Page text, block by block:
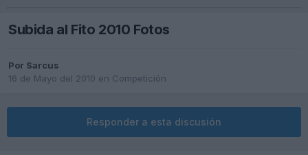
Subida al Fito 2010 Fotos
Por Sarcus
16 de Mayo del 2010 en Competición
Responder a esta discusión